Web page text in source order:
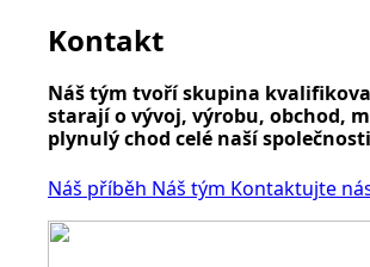
Kontakt
Náš tým tvoří skupina
starají o vývoj, výrobu, obchod,
plynulý chod celé naší
Náš příběh Náš tým Kontaktujte